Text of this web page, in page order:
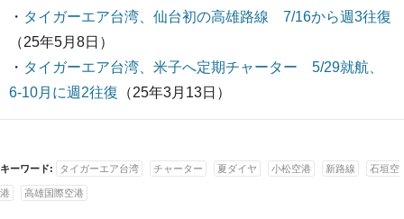
・ タイガーエア台湾、仙台初の高雄路線 7/16から週3往復
（25年5月8日）
・ タイガーエア台湾、米子へ定期チャーター 5/29就航、
6-10月に週2往復 （25年3月13日）
キーワード: タイガーエア台湾 チャーター 夏ダイヤ 小松空港 新路線 石垣空
港 高雄国際空港